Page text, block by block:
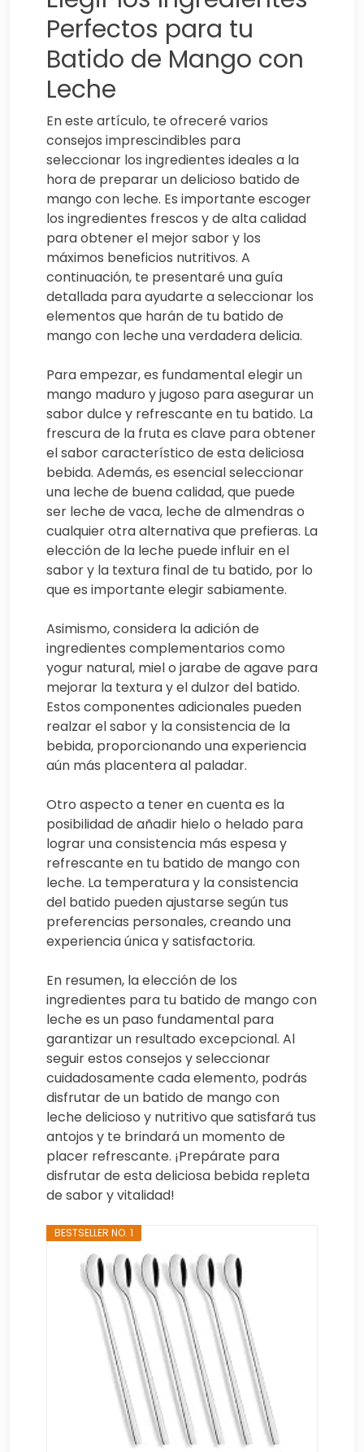
Perfectos para tu
Batido de Mango con
Leche
En este artículo, te ofreceré varios
consejos imprescindibles para
seleccionar los ingredientes ideales a la
hora de preparar un delicioso batido de
mango con leche. Es importante escoger
los ingredientes frescos y de alta calidad
para obtener el mejor sabor y los
máximos beneficios nutritivos. A
continuación, te presentaré una guía
detallada para ayudarte a seleccionar los
elementos que harán de tu batido de
mango con leche una verdadera delicia.
Para empezar, es fundamental elegir un
mango maduro y jugoso para asegurar un
sabor dulce y refrescante en tu batido. La
frescura de la fruta es clave para obtener
el sabor característico de esta deliciosa
bebida. Además, es esencial seleccionar
una leche de buena calidad, que puede
ser leche de vaca, leche de almendras o
cualquier otra alternativa que prefieras. La
elección de la leche puede influir en el
sabor y la textura final de tu batido, por lo
que es importante elegir sabiamente.
Asimismo, considera la adición de
ingredientes complementarios como
yogur natural, miel o jarabe de agave para
mejorar la textura y el dulzor del batido.
Estos componentes adicionales pueden
realzar el sabor y la consistencia de la
bebida, proporcionando una experiencia
aún más placentera al paladar.
Otro aspecto a tener en cuenta es la
posibilidad de añadir hielo o helado para
lograr una consistencia más espesa y
refrescante en tu batido de mango con
leche. La temperatura y la consistencia
del batido pueden ajustarse según tus
preferencias personales, creando una
experiencia única y satisfactoria.
En resumen, la elección de los
ingredientes para tu batido de mango con
leche es un paso fundamental para
garantizar un resultado excepcional. Al
seguir estos consejos y seleccionar
cuidadosamente cada elemento, podrás
disfrutar de un batido de mango con
leche delicioso y nutritivo que satisfará tus
antojos y te brindará un momento de
placer refrescante. ¡Prepárate para
disfrutar de esta deliciosa bebida repleta
de sabor y vitalidad!
BESTSELLER NO. 1